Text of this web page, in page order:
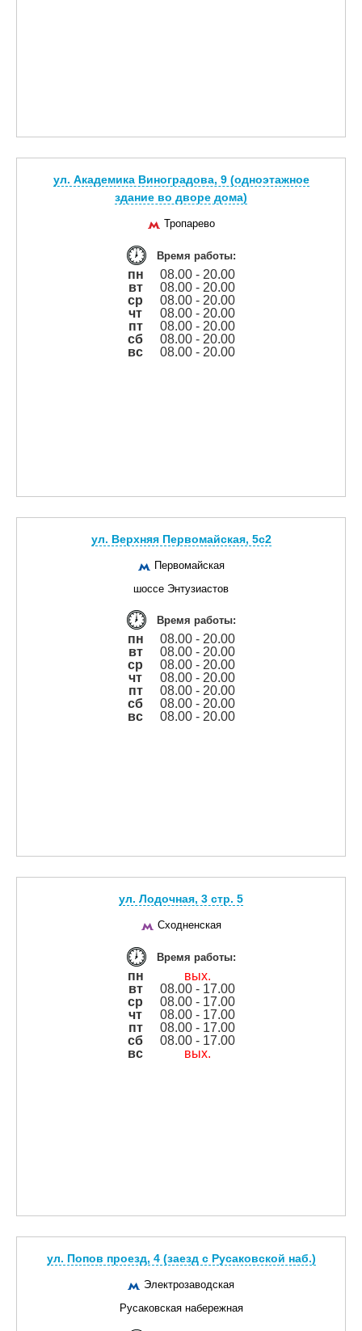
ул. Академика Виноградова, 9 (одноэтажное
здание во дворе дома)
Тропарево
Время работы:
пн
08.00 - 20.00
вт
08.00 - 20.00
ср
08.00 - 20.00
чт
08.00 - 20.00
пт
08.00 - 20.00
сб
08.00 - 20.00
вс
08.00 - 20.00
ул. Верхняя Первомайская, 5с2
Первомайская
шоссе Энтузиастов
Время работы:
пн
08.00 - 20.00
вт
08.00 - 20.00
ср
08.00 - 20.00
чт
08.00 - 20.00
пт
08.00 - 20.00
сб
08.00 - 20.00
вс
08.00 - 20.00
ул. Лодочная, 3 cтр. 5
Сходненская
Время работы:
пн
вых.
вт
08.00 - 17.00
ср
08.00 - 17.00
чт
08.00 - 17.00
пт
08.00 - 17.00
сб
08.00 - 17.00
вс
вых.
ул. Попов проезд, 4 (заезд с Русаковской наб.)
Электрозаводская
Русаковская набережная